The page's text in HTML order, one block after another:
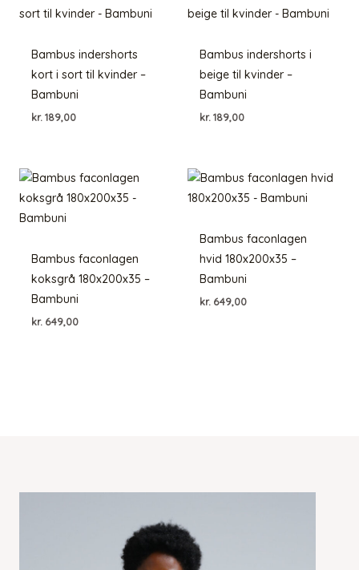
Bambus indershorts
kort i sort til kvinder –
Bambuni
kr. 189,00
Bambus indershorts i
beige til kvinder –
Bambuni
kr. 189,00
Bambus faconlagen
koksgrå 180x200x35 –
Bambuni
kr. 649,00
Bambus faconlagen
hvid 180x200x35 –
Bambuni
kr. 649,00